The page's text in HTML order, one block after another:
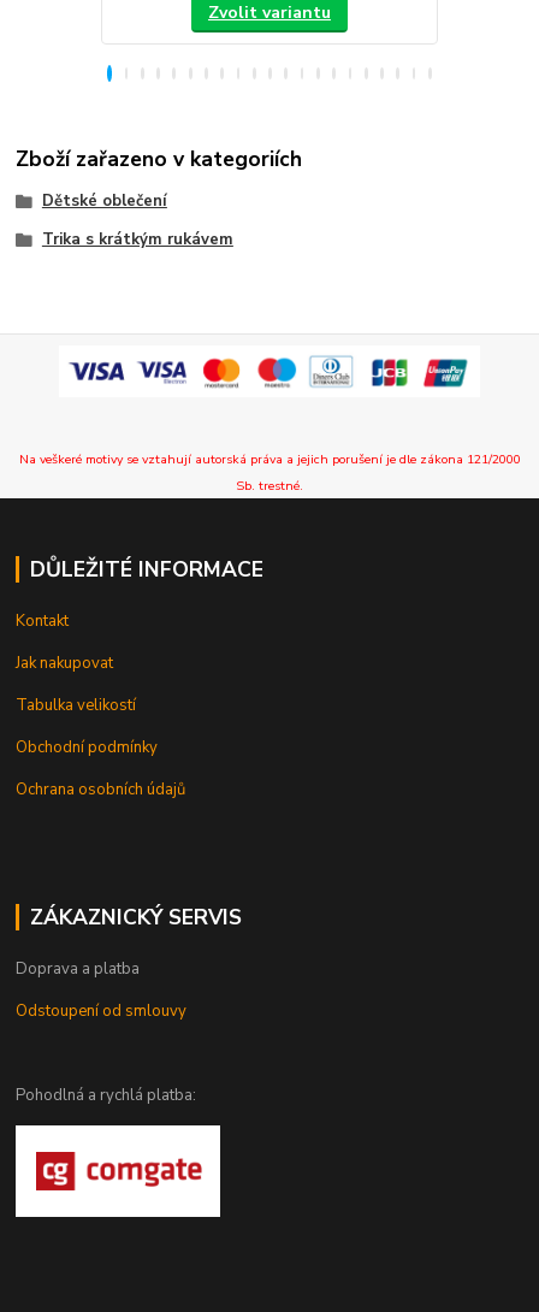
Zvolit variantu
Zboží zařazeno v kategoriích
Dětské oblečení
Trika s krátkým rukávem
Na veškeré motivy se vztahují autorská práva a jejich porušení je dle zákona 121/2000
Sb. trestné.
DŮLEŽITÉ INFORMACE
Kontakt
Jak nakupovat
Tabulka velikostí
Obchodní podmínky
Ochrana osobních údajů
ZÁKAZNICKÝ SERVIS
Doprava a platba
Odstoupení od smlouvy
Pohodlná a rychlá platba: